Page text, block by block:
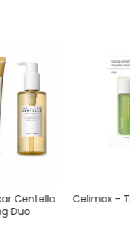
Centella
Duo
Celimax -